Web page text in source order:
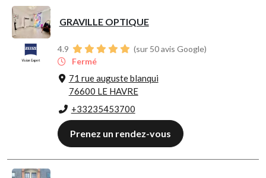
GRAVILLE OPTIQUE
4.9
(sur 50 avis Google)
Fermé
71 rue auguste blanqui
76600 LE HAVRE
+33235453700
Prenez un rendez-vous